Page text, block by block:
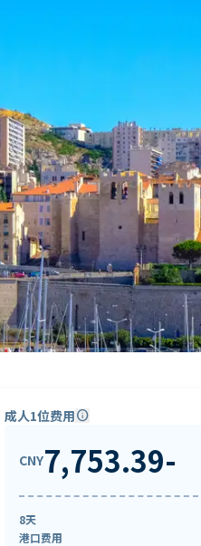
成人1位费用info
CNY7,753.39-
8天
港口费用